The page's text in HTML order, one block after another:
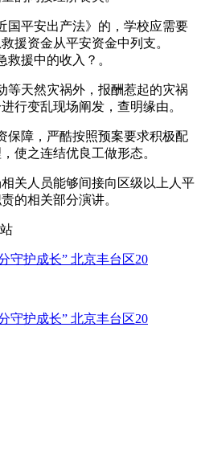
平安出产法》的，学校应需要
援资金从平安资金中列支。
救援中的收入？。
天然灾祸外，报酬惹起的灾祸
行变乱现场阐发，查明缘由。
障，严酷按照预案要求积极配
使之连结优良工做形态。
人员能够间接向区级以上人平
的相关部分演讲。
守护成长” 北京丰台区20
守护成长” 北京丰台区20